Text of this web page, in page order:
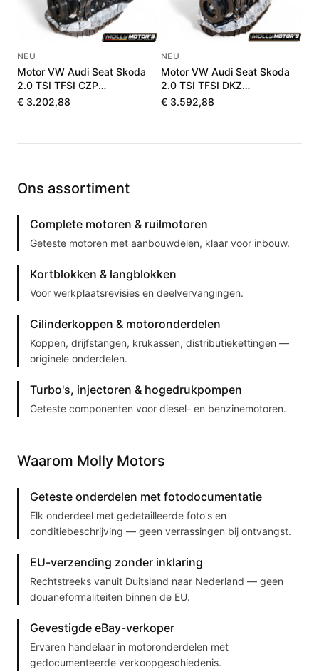
NEU
Motor VW Audi Seat Skoda
2.0 TSI TFSI CZP
06K100036J
€ 3.202,88
NEU
Motor VW Audi Seat Skoda
2.0 TSI TFSI DKZ
06K100040F
€ 3.592,88
Ons assortiment
Complete motoren & ruilmotoren
Geteste motoren met aanbouwdelen, klaar voor inbouw.
Kortblokken & langblokken
Voor werkplaatsrevisies en deelvervangingen.
Cilinderkoppen & motoronderdelen
Koppen, drijfstangen, krukassen, distributiekettingen —
originele onderdelen.
Turbo's, injectoren & hogedrukpompen
Geteste componenten voor diesel- en benzinemotoren.
Waarom Molly Motors
Geteste onderdelen met fotodocumentatie
Elk onderdeel met gedetailleerde foto's en
conditiebeschrijving — geen verrassingen bij ontvangst.
EU-verzending zonder inklaring
Rechtstreeks vanuit Duitsland naar Nederland — geen
douaneformaliteiten binnen de EU.
Gevestigde eBay-verkoper
Ervaren handelaar in motoronderdelen met
gedocumenteerde verkoopgeschiedenis.